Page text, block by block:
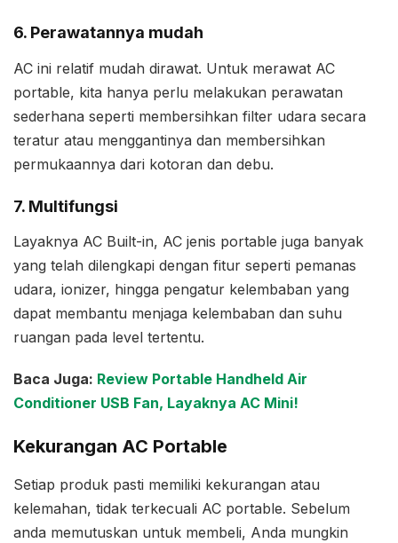
6. Perawatannya mudah
AC ini relatif mudah dirawat. Untuk merawat AC
portable, kita hanya perlu melakukan perawatan
sederhana seperti membersihkan filter udara secara
teratur atau menggantinya dan membersihkan
permukaannya dari kotoran dan debu.
7. Multifungsi
Layaknya AC Built-in, AC jenis portable juga banyak
yang telah dilengkapi dengan fitur seperti pemanas
udara, ionizer, hingga pengatur kelembaban yang
dapat membantu menjaga kelembaban dan suhu
ruangan pada level tertentu.
Baca Juga: Review Portable Handheld Air
Conditioner USB Fan, Layaknya AC Mini!
Kekurangan AC Portable
Setiap produk pasti memiliki kekurangan atau
kelemahan, tidak terkecuali AC portable. Sebelum
anda memutuskan untuk membeli, Anda mungkin